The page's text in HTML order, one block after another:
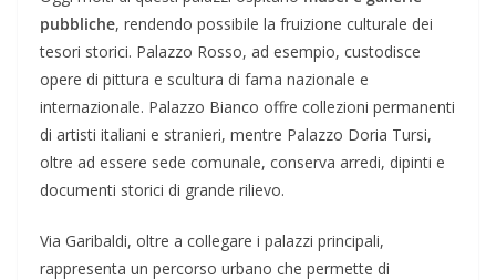
pubbliche, rendendo possibile la fruizione culturale dei
tesori storici. Palazzo Rosso, ad esempio, custodisce
opere di pittura e scultura di fama nazionale e
internazionale. Palazzo Bianco offre collezioni permanenti
di artisti italiani e stranieri, mentre Palazzo Doria Tursi,
oltre ad essere sede comunale, conserva arredi, dipinti e
documenti storici di grande rilievo.
Via Garibaldi, oltre a collegare i palazzi principali,
rappresenta un percorso urbano che permette di